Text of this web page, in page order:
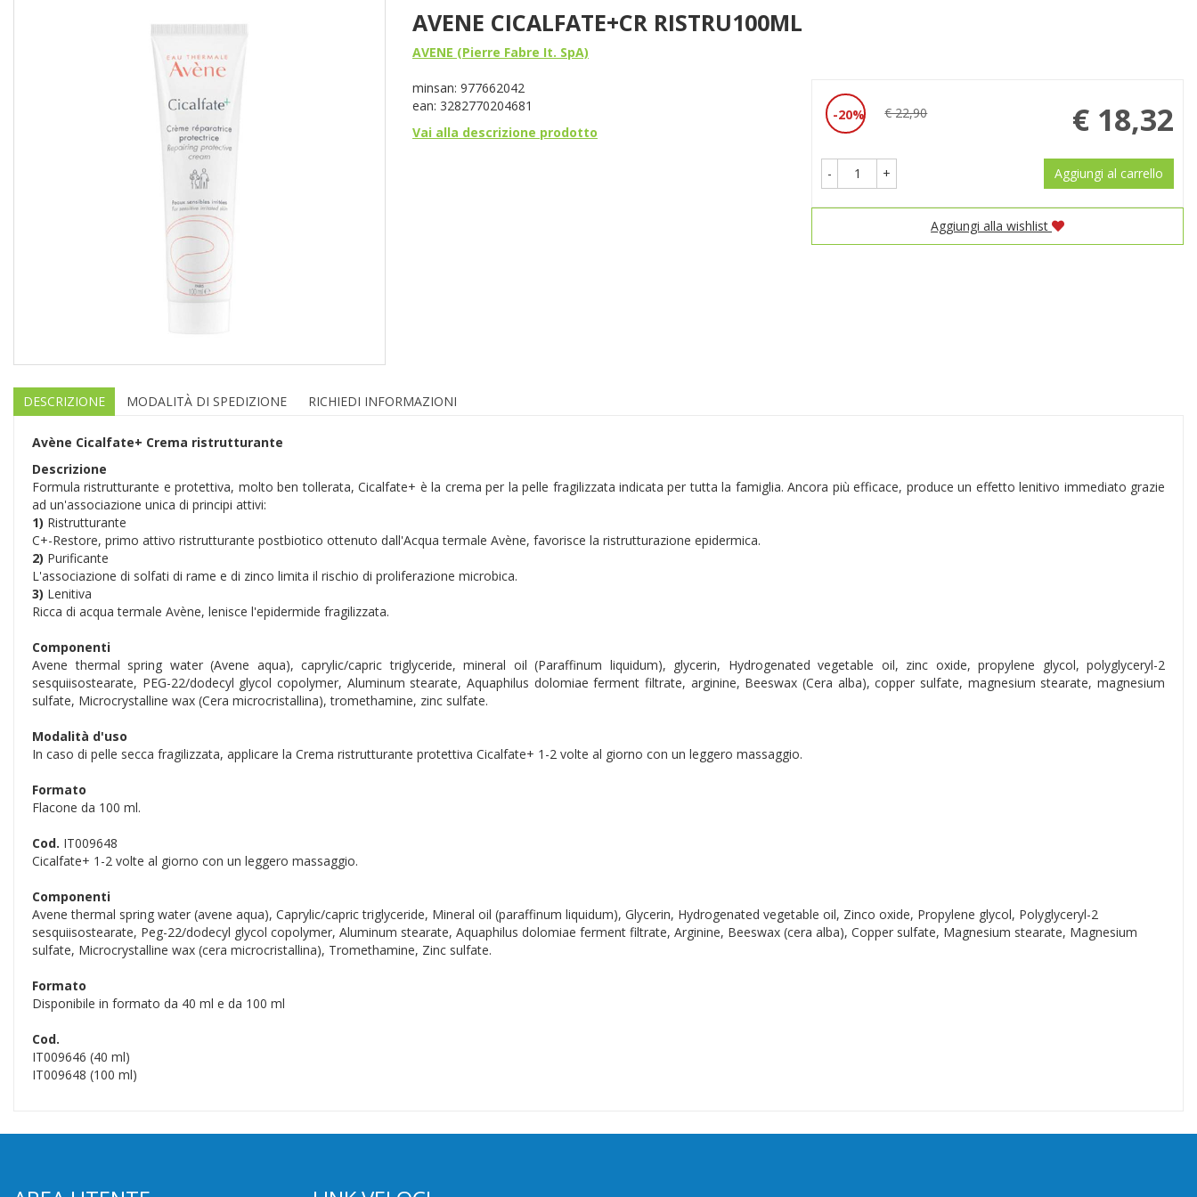
AVENE CICALFATE+CR RISTRU100ML
AVENE (Pierre Fabre It. SpA)
minsan: 977662042
ean: 3282770204681
Vai alla descrizione prodotto
20% € 22,90
Prezzo
scontato
€ 18,32
- + Aggiungi al carrello
Aggiungi alla wishlist
DESCRIZIONE MODALITÀ DI SPEDIZIONE RICHIEDI INFORMAZIONI
Avène Cicalfate+ Crema ristrutturante
Descrizione
Formula ristrutturante e protettiva, molto ben tollerata, Cicalfate+ è la crema per la pelle fragilizzata indicata per tutta la famiglia. Ancora più efficace, produce un effetto lenitivo immediato grazie
ad un'associazione unica di principi attivi:
1) Ristrutturante
C+-Restore, primo attivo ristrutturante postbiotico ottenuto dall'Acqua termale Avène, favorisce la ristrutturazione epidermica.
2) Purificante
L'associazione di solfati di rame e di zinco limita il rischio di proliferazione microbica.
3) Lenitiva
Ricca di acqua termale Avène, lenisce l'epidermide fragilizzata.
Componenti
Avene thermal spring water (Avene aqua), caprylic/capric triglyceride, mineral oil (Paraffinum liquidum), glycerin, Hydrogenated vegetable oil, zinc oxide, propylene glycol, polyglyceryl-2
sesquiisostearate, PEG-22/dodecyl glycol copolymer, Aluminum stearate, Aquaphilus dolomiae ferment filtrate, arginine, Beeswax (Cera alba), copper sulfate, magnesium stearate, magnesium
sulfate, Microcrystalline wax (Cera microcristallina), tromethamine, zinc sulfate.
Modalità d'uso
In caso di pelle secca fragilizzata, applicare la Crema ristrutturante protettiva Cicalfate+ 1-2 volte al giorno con un leggero massaggio.
Formato
Flacone da 100 ml.
Cod. IT009648
Cicalfate+ 1-2 volte al giorno con un leggero massaggio.
Componenti
Avene thermal spring water (avene aqua), Caprylic/capric triglyceride, Mineral oil (paraffinum liquidum), Glycerin, Hydrogenated vegetable oil, Zinco oxide, Propylene glycol, Polyglyceryl-2
sesquiisostearate, Peg-22/dodecyl glycol copolymer, Aluminum stearate, Aquaphilus dolomiae ferment filtrate, Arginine, Beeswax (cera alba), Copper sulfate, Magnesium stearate, Magnesium
sulfate, Microcrystalline wax (cera microcristallina), Tromethamine, Zinc sulfate.
Formato
Disponibile in formato da 40 ml e da 100 ml
Cod.
IT009646 (40 ml)
IT009648 (100 ml)